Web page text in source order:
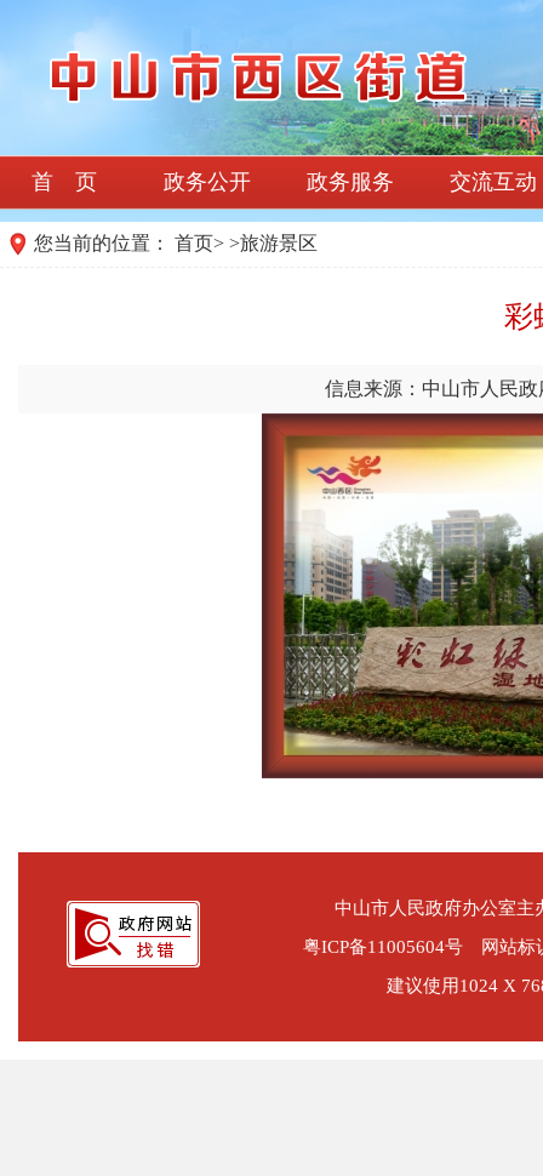
首 页 政务公开 政务服务 交流互动
您当前的位置： 首页> >旅游景区
彩
信息来源：中山市人民
中山市人民政府办公室
粤ICP备11005604号 网站标
建议使用1024 X